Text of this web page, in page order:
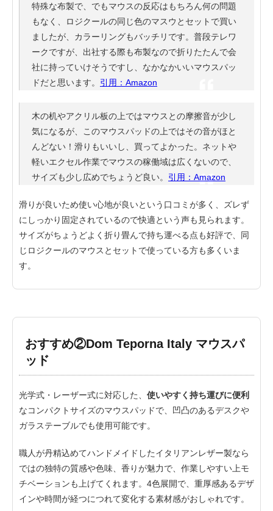
特殊な布製で、でもマウスの反応はもちろん何の問題
もなく、ロジクールの同じ色のマスウとセットで買い
ましたが、カラーリングもバッチリです。普段テレワ
ークですが、出社する際も布製なので折りたたんで会
社に持っていけそうですし、なかなかいいマウスパッ
ドだと思います。 引用：Amazon
木の机やアクリル板の上ではマウスとの摩擦音が少し
気になるが、このマウスパッドの上ではその音がほと
んどない！滑りもいいし、買ってよかった。ネットや
軽いエクセル作業でマウスの稼働域は広くないので、
サイズも少し広めでちょうど良い。 引用：Amazon
滑りが良いため使い心地が良いという口コミが多く、ズレず
にしっかり固定されているので快適という声も見られます。
サイズがちょうどよく折り畳んで持ち運べる点も好評で、同
じロジクールのマウスとセットで使っている方も多くいま
す。
おすすめ②Dom Teporna Italy マウスパ
ッド
光学式・レーザー式に対応した、 使いやすく持ち運びに便利
なコンパクトサイズのマウスパッドで、凹凸のあるデスクや
ガラステーブルでも使用可能です。
職人が丹精込めてハンドメイドしたイタリアンレザー製なら
ではの独特の質感や色味、香りが魅力で、作業しやすい上モ
チベーションも上げてくれます。4色展開で、重厚感あるデザ
インや時間が経つにつれて変化する素材感がおしゃれです。